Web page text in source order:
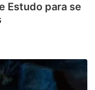
Estudo para se